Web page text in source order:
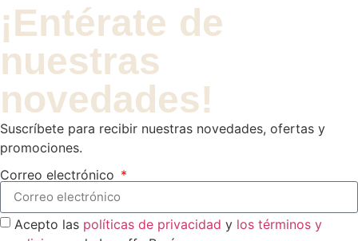
¡Entérate de
nuestras
novedades!
Suscríbete para recibir nuestras novedades, ofertas y
promociones.
Correo electrónico
Acepto las políticas de privacidad y los términos y